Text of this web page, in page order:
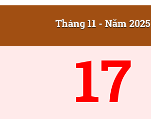
Tháng 11 - Năm 2025
17